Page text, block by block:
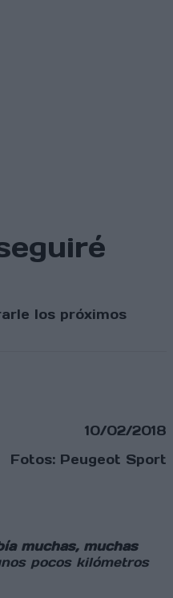
los próximos
10/02/2018
Fotos: Peugeot Sport
muchas, muchas
pocos kilómetros